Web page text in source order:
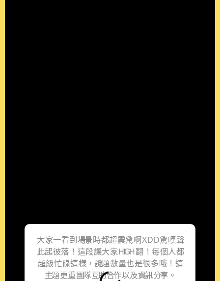
大 家 一 看 到 場景 時 都 超 震 驚 啊 X D D 驚 嘆 聲
此 起 彼 落 ！ 這 段 讓 大 家 HIGH 翻 ！ 每 個 人 都
超 級 忙 碌 這 樣 ， 謎題 數 量 也 是 很 多 哦 ！ 這
主題 更 重 團隊 互助 合作 以 及 資訊 分享 。